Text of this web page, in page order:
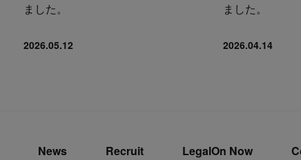
ました。
2026.05.12
ました。
2026.04.14
News Recruit LegalOn Now